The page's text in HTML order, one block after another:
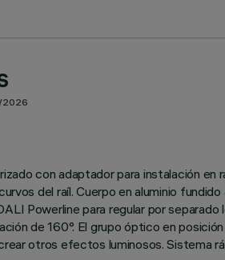
2026
con adaptador para instalación
del raíl. Cuerpo en aluminio
Powerline para regular por
de 160°. El grupo óptico en
otros efectos luminosos. Sistema